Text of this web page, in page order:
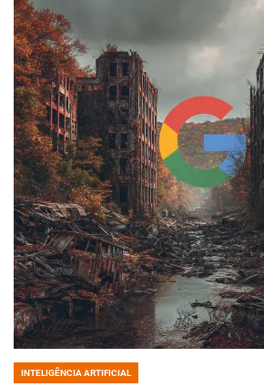
POSTED
INTELIGÊNCIA ARTIFICIAL